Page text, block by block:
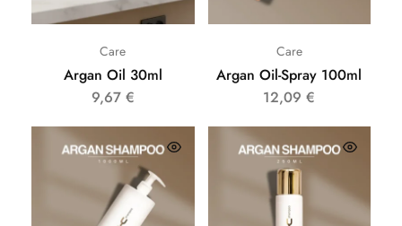
Care
Argan Oil 30ml
9,67 €
Care
Argan Oil-Spray 100ml
12,09€